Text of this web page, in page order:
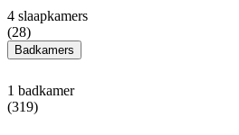
4 slaapkamers
(28)
Badkamers
1 badkamer
(319)